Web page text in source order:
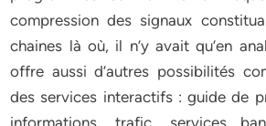
compression des signaux
chaines là où, il n’y avait qu’en
offre aussi d’autres possibilités
des services interactifs : guide de
informations, trafic, services